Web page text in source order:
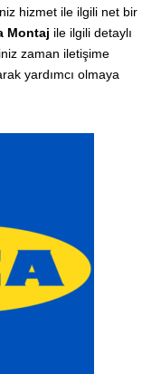
hizmet ile ilgili net bir
Montaj ile ilgili detaylı
zaman iletişime
yardımcı olmaya